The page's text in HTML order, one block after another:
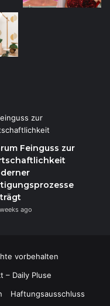
Feinguss zur
ago
vorbehalten
– Daily Pluse
Haftungsausschluss